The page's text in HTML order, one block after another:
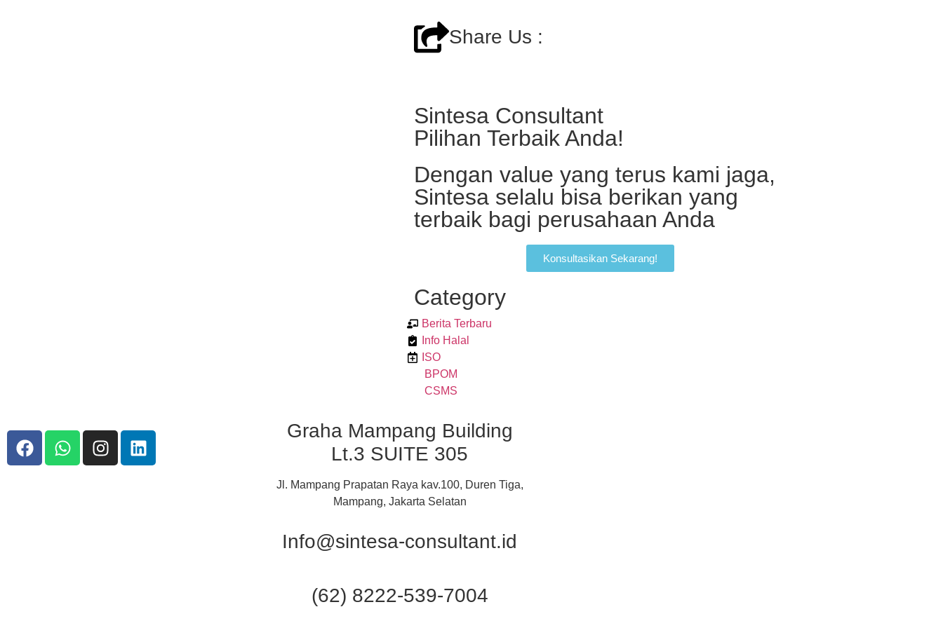
Share Us :
Sintesa Consultant
Pilihan Terbaik Anda!
Dengan value yang terus kami jaga,
Sintesa selalu bisa berikan yang
terbaik bagi perusahaan Anda
Konsultasikan Sekarang!
Category
Berita Terbaru
Info Halal
ISO
BPOM
CSMS
Graha Mampang Building
Lt.3 SUITE 305
Jl. Mampang Prapatan Raya kav.100, Duren Tiga,
Mampang, Jakarta Selatan
Info@sintesa-consultant.id
(62) 8222-539-7004